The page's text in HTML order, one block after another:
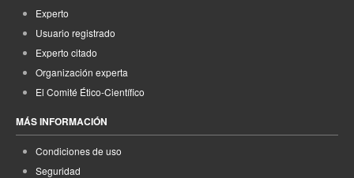
Experto
Usuario registrado
Experto citado
Organización experta
El Comité Ético-Científico
MÁS INFORMACIÓN
Condiciones de uso
Seguridad